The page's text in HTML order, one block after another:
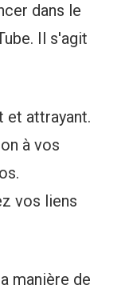
dans le
Il s'agit
et attrayant.
à vos
vos liens
manière de